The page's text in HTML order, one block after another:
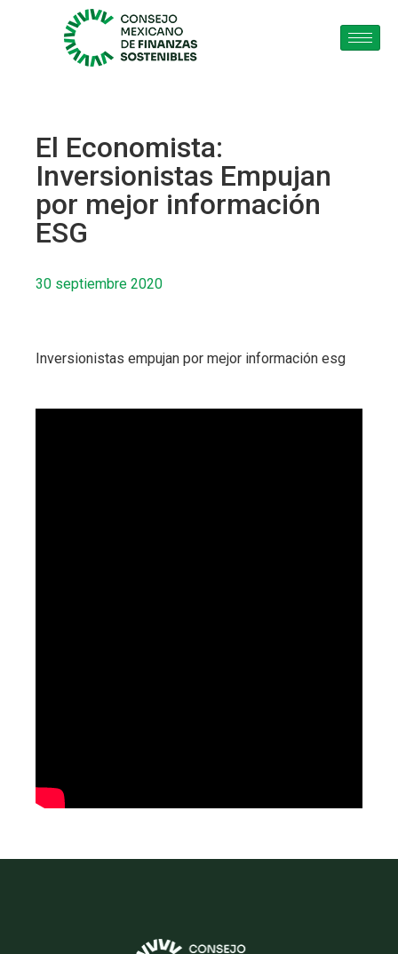
El Economista:
Inversionistas Empujan
por mejor información
ESG
30 septiembre 2020
Inversionistas empujan por mejor información esg